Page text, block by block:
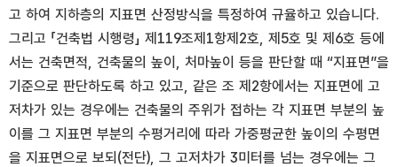
고 하여 지하층의 지표면 산정방식을 특정하여 규율하고 있습니다.
그리고 「건축법 시행령」 제119조제1항제2호, 제5호 및 제6호 등에
서는 건축면적, 건축물의 높이, 처마높이 등을 판단할 때 “지표면”을
기준으로 판단하도록 하고 있고, 같은 조 제2항에서는 지표면에 고
저차가 있는 경우에는 건축물의 주위가 접하는 각 지표면 부분의 높
이를 그 지표면 부분의 수평거리에 따라 가중평균한 높이의 수평면
을 지표면으로 보되(전단), 그 고저차가 3미터를 넘는 경우에는 그